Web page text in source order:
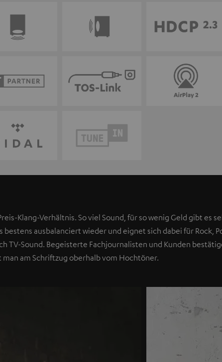
Klang-Verhältnis. So viel Sound, für so wenig Geld gibt es
ausbalanciert wieder und eignet sich dabei für Rock,
TV-Sound. Begeisterte Fachjournalisten und Kunden
am Schriftzug oberhalb vom Hochtöner.